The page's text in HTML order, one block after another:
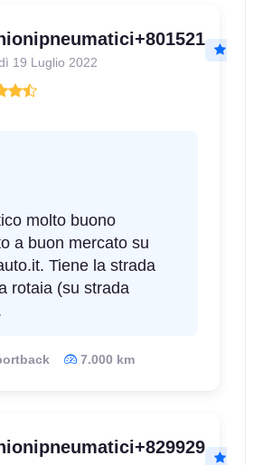
19 Luglio 2022
molto buono
a buon mercato su
Tiene la strada
rotaia (su strada
7.000 km